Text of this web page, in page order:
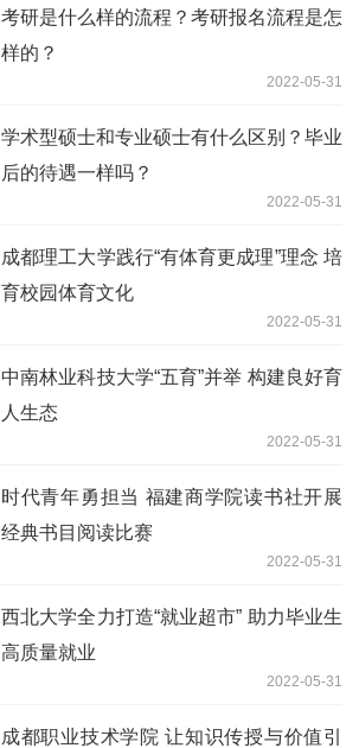
考研是什么样的流程？考研报名流程是怎
样的？
2022-05-31
学术型硕士和专业硕士有什么区别？毕业
后的待遇一样吗？
2022-05-31
成都理工大学践行“有体育更成理”理念 培
育校园体育文化
2022-05-31
中南林业科技大学“五育”并举 构建良好育
人生态
2022-05-31
时代青年勇担当 福建商学院读书社开展
经典书目阅读比赛
2022-05-31
西北大学全力打造“就业超市” 助力毕业生
高质量就业
2022-05-31
成都职业技术学院 让知识传授与价值引